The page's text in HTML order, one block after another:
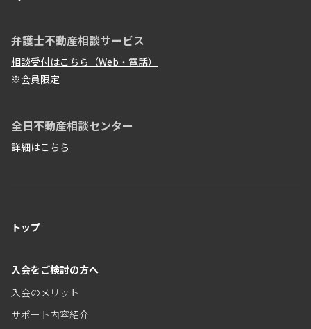
弁護士不動産相談サービス
相談受付はこちら（Web・電話）
※会員限定
全日不動産相談センター
詳細はこちら
トップ
入会をご検討の方へ
入会のメリット
サポート内容紹介